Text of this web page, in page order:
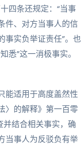
四条还规定：“当事
件、对方当事人的信
事实负举证责任”。也
悉”这一消极事实。
能适用于高度盖然性
〉的解释》第一百零
并结合相关事实，确
当事人为反驳负有举